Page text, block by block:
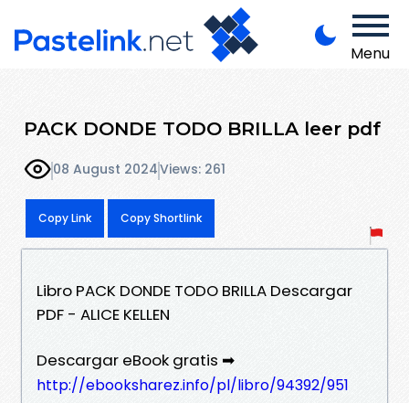
Menu
PACK DONDE TODO BRILLA leer pdf
08 August 2024Views: 261
Copy Link Copy Shortlink
Libro PACK DONDE TODO BRILLA Descargar
PDF - ALICE KELLEN
Descargar eBook gratis ➡
http://ebooksharez.info/pl/libro/94392/951